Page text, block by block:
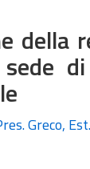
della
Greco,